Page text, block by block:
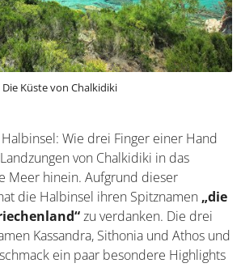
Wie drei Finger einer Hand
von Chalkidiki in das
Meer hinein. Aufgrund dieser
die Halbinsel ihren Spitznamen
Griechenland“
zu verdanken. Die
Namen Kassandra, Sithonia und
Geschmack ein paar
bereit.